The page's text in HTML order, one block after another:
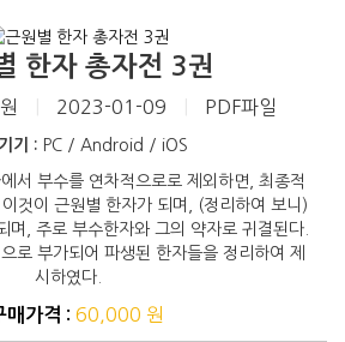
한자 총자전 3권
2023-01-09 PDF파일
기 : PC / Android / iOS
서 부수를 연차적으로로 제외하면, 최종적
것이 근원별 한자가 되며, (정리하여 보니)
며, 주로 부수한자와 그의 약자로 귀결된다.
로 부가되어 파생된 한자들을 정리하여 제
시하였다.
매가격 : 60,000 원